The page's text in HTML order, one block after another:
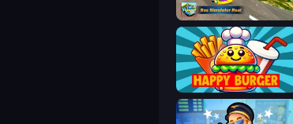
Bus Simulator Real
Happy Burger